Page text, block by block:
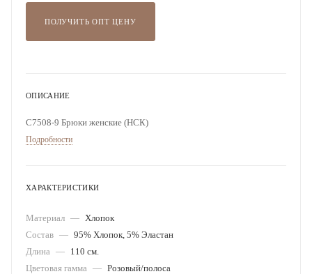
ПОЛУЧИТЬ ОПТ ЦЕНУ
ОПИСАНИЕ
С7508-9 Брюки женские (НСК)
Подробности
ХАРАКТЕРИСТИКИ
Материал — Хлопок
Состав — 95% Хлопок, 5% Эластан
Длина — 110 см.
Цветовая гамма — Розовый/полоса